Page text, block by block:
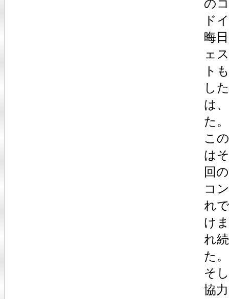
の
ド
晦
ェ
ト
し
は
た。
こ
は
回
コ
れ
け
れ
た。
そ
協